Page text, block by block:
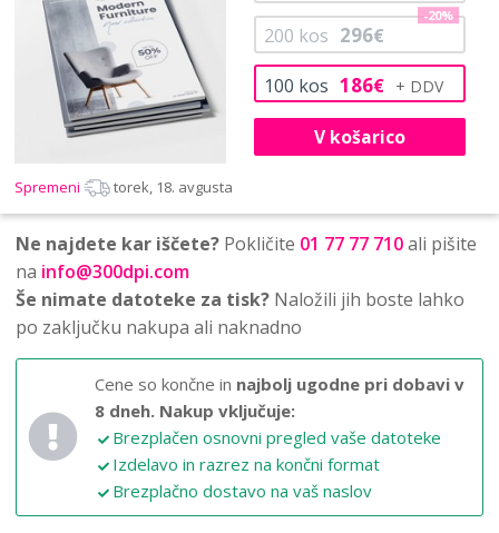
100 kos 186€
200 kos 296€
-20%
V košarico
Spremeni torek, 18. avgusta
Ne najdete kar iščete? Pokličite 01 77 77 710ali pišite
na info@300dpi.com
Še nimate datoteke za tisk? Naložili jih boste lahko
po zaključku nakupa ali naknadno
Cene so končne in najbolj ugodne pri dobavi v
8 dneh. Nakup vključuje:
Brezplačen osnovni pregled vaše datoteke
Izdelavo in razrez na končni format
Brezplačno dostavo na vaš naslov